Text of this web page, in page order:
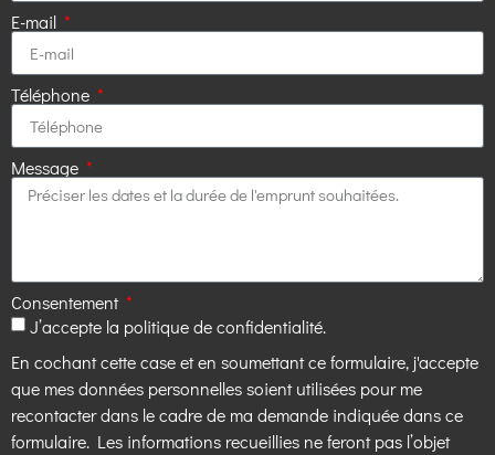
E-mail
Téléphone
Message
Consentement
J’accepte la politique de confidentialité.
En cochant cette case et en soumettant ce formulaire, j'accepte
que mes données personnelles soient utilisées pour me
recontacter dans le cadre de ma demande indiquée dans ce
formulaire. Les informations recueillies ne feront pas l’objet